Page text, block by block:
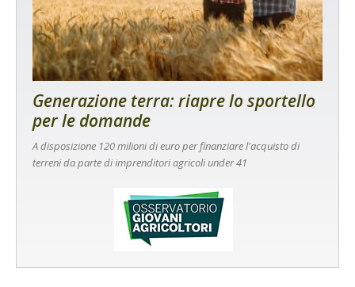
Generazione terra: riapre lo sportello
per le domande
A disposizione 120 milioni di euro per finanziare l'acquisto di
terreni da parte di imprenditori agricoli under 41